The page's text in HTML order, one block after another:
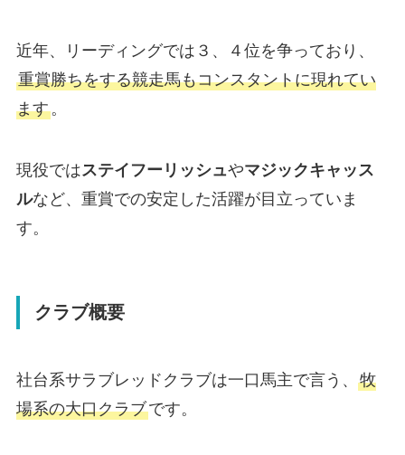
近年、リーディングでは３、４位を争っており、
重賞勝ちをする競走馬もコンスタントに現れてい
ます。
現役ではステイフーリッシュやマジックキャッス
ルなど、重賞での安定した活躍が目立っていま
す。
クラブ概要
社台系サラブレッドクラブは一口馬主で言う、 牧
場系の大口クラブです。